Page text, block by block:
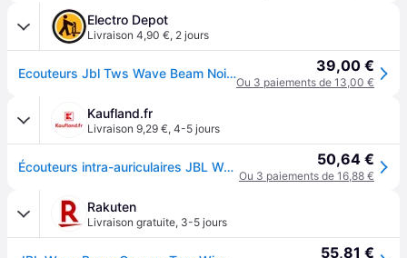
Electro Depot
Livraison 4,90 €, 2 jours
Ecouteurs Jbl Tws Wave Beam Noirs 39,00 €
Ou 3 paiements de 13,00 €
Kaufland.fr
Livraison 9,29 €, 4-5 jours
Écouteurs intra-auriculaires JBL Wave Beam Noir - Bluetooth 50,64 €
Ou 3 paiements de 16,88 €
Rakuten
Livraison gratuite, 3-5 jours
55,81 €